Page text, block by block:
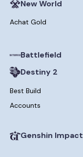
New World
Achat Gold
Battlefield
Destiny 2
Best Build
Accounts
Genshin Impact